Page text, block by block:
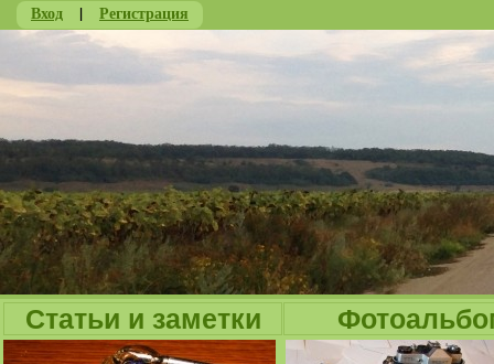
Вход | Регистрация
Статьи и заметки